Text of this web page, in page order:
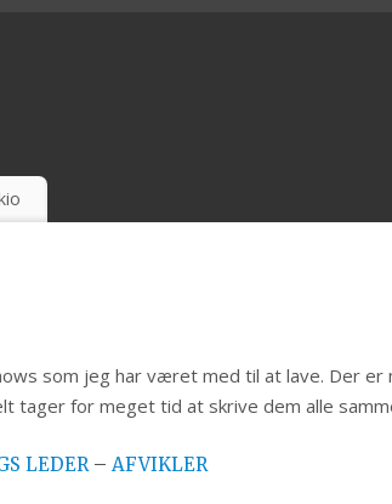
som jeg har været med til at lave. Der er
tager for meget tid at skrive dem alle
LEDER – AFVIKLER